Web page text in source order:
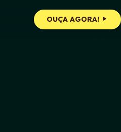
OUÇA AGORA!